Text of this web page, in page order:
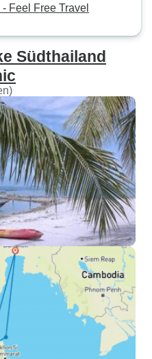
Feel Free Travel
Südthailand